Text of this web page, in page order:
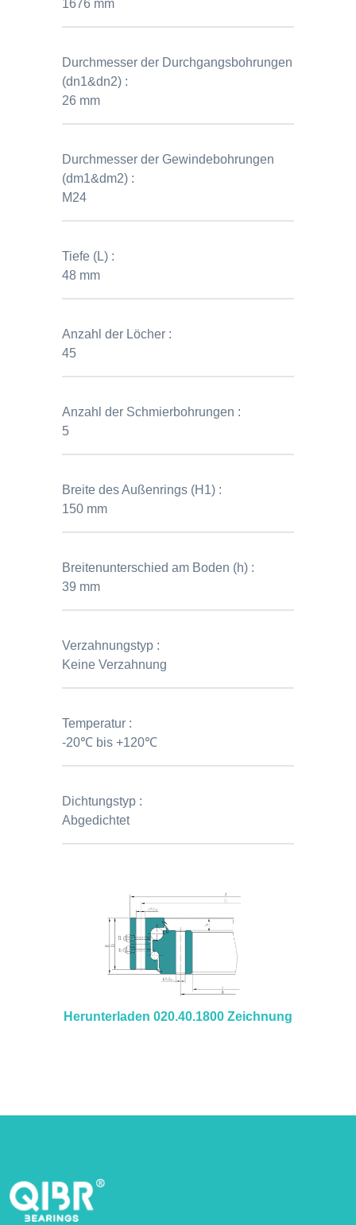
1676 mm
Durchmesser der Durchgangsbohrungen
(dn1&dn2) :
26 mm
Durchmesser der Gewindebohrungen
(dm1&dm2) :
M24
Tiefe (L) :
48 mm
Anzahl der Löcher :
45
Anzahl der Schmierbohrungen :
5
Breite des Außenrings (H1) :
150 mm
Breitenunterschied am Boden (h) :
39 mm
Verzahnungstyp :
Keine Verzahnung
Temperatur :
-20℃ bis +120℃
Dichtungstyp :
Abgedichtet
Herunterladen 020.40.1800 Zeichnung